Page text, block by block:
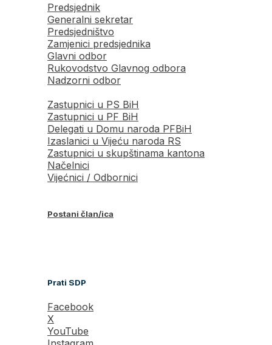
Predsjednik
Generalni sekretar
Predsjedništvo
Zamjenici predsjednika
Glavni odbor
Rukovodstvo Glavnog odbora
Nadzorni odbor
Zastupnici u PS BiH
Zastupnici u PF BiH
Delegati u Domu naroda PFBiH
Izaslanici u Vijeću naroda RS
Zastupnici u skupštinama kantona
Načelnici
Vijećnici / Odbornici
Postani član/ica
Prati SDP
Facebook
X
YouTube